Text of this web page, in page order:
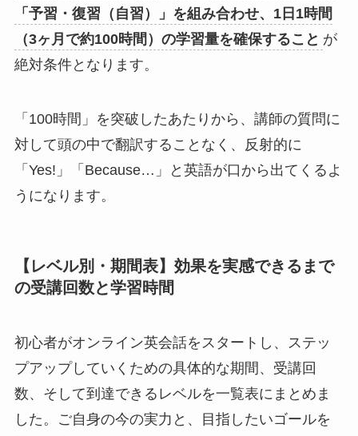
「予習・復習（自習）」を組み合わせ、1日1時間
（3ヶ月で約100時間）の学習量を確保すること が
絶対条件となります。
「100時間」を突破したあたりから、講師の質問に
対して頭の中で翻訳することなく、反射的に
「Yes!」「Because…」と英語が口から出てくるよ
うになります。
【レベル別・期間表】効果を実感できるまで
の受講回数と学習時間
初心者がオンライン英会話をスタートし、ステッ
プアップしていくための具体的な期間、受講回
数、そして到達できるレベルを一覧表にまとめま
した。ご自身の今の実力と、目指したいゴールを